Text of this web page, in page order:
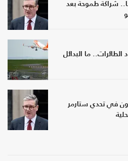
شراكة طموحة بعد
ما البدائل
في تحدي ستارمر